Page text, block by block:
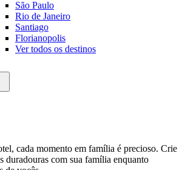
São Paulo
Rio de Janeiro
Santiago
Florianopolis
Ver todos os destinos
cada momento em família é precioso. Crie
duradouras com sua família enquanto